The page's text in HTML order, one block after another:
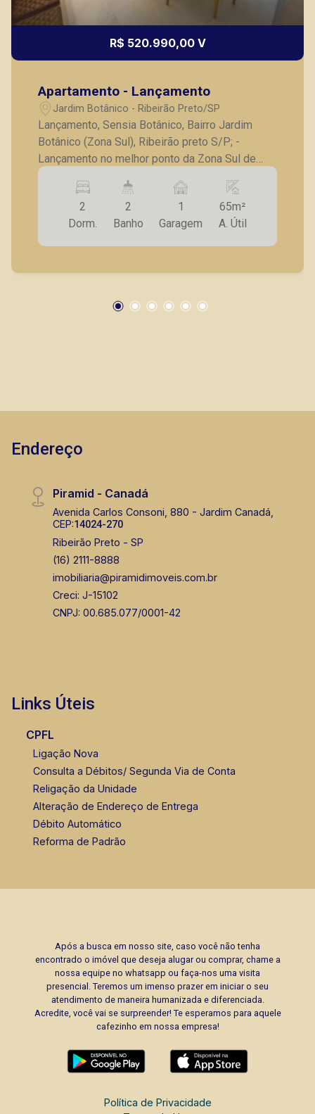
R$ 520.990,00 V
Apartamento - Lançamento
Jardim Botânico - Ribeirão Preto/SP
Lançamento, Sensia Botânico, Bairro Jardim
Botânico (Zona Sul), Ribeirão preto S/P; -
Lançamento no melhor ponto da Zona Sul de
Ribeirão Preto; - Próximo ao parque Raya; -
Apartamentos com 65 m² com diversas opções
de tipologia; - Unidades de 2 quartos sendo 1
padrão construtivo; - Área de lazer completa: -
infantil; - Academia coberta; - Sauna; - Vestiário;
Playground; - Pet Place; - Quadra recreativa; -
localizados na Zona Sul.
2
Dorm.
2
Banho
1
Garagem
65m²
A. Útil
Endereço
Piramid - Canadá
Avenida Carlos Consoni, 880 - Jardim Canadá,
CEP:14024-270
Ribeirão Preto - SP
(16) 2111-8888
imobiliaria@piramidimoveis.com.br
Creci: J-15102
CNPJ: 00.685.077/0001-42
Links Úteis
CPFL
Ligação Nova
Consulta a Débitos/ Segunda Via de Conta
Religação da Unidade
Alteração de Endereço de Entrega
Débito Automático
Reforma de Padrão
Após a busca em nosso site, caso você não tenha
encontrado o imóvel que deseja alugar ou comprar, chame a
nossa equipe no whatsapp ou faça-nos uma visita
presencial. Teremos um imenso prazer em iniciar o seu
atendimento de maneira humanizada e diferenciada.
Acredite, você vai se surpreender! Te esperamos para aquele
cafezinho em nossa empresa!
Política de Privacidade